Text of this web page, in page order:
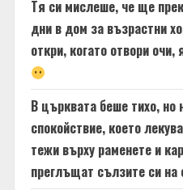
Тя си мислеше, че ще
дни в дом за възрастни
откри, когато отвори
В църквата беше тихо, но
спокойствие, което
тежи върху раменете и
преглъщат сълзите си на